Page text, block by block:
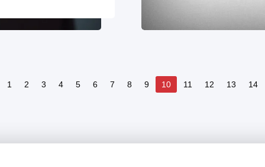
1 2 3 4 5 6 7 8 9 10 11 12 13 14